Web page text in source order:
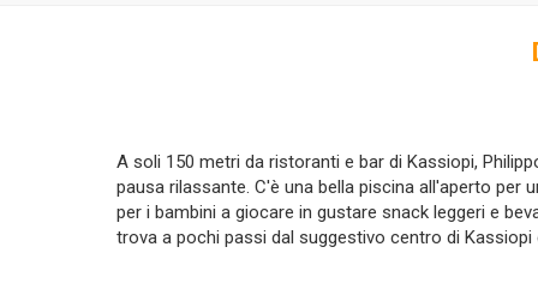
A soli 150 metri da ristoranti e bar di Kassiopi,
pausa rilassante. C'è una bella piscina all'aperto
per i bambini a giocare in gustare snack leggeri e
trova a pochi passi dal suggestivo centro di